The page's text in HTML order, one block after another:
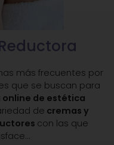
más frecuentes por
que se buscan para
de estética
de cremas y
con las que
...